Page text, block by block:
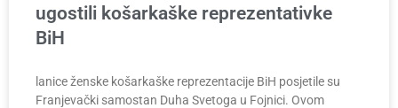
ugostili košarkaške reprezentativke
BiH
lanice ženske košarkaške reprezentacije BiH posjetile su
Franjevački samostan Duha Svetoga u Fojnici. Ovom